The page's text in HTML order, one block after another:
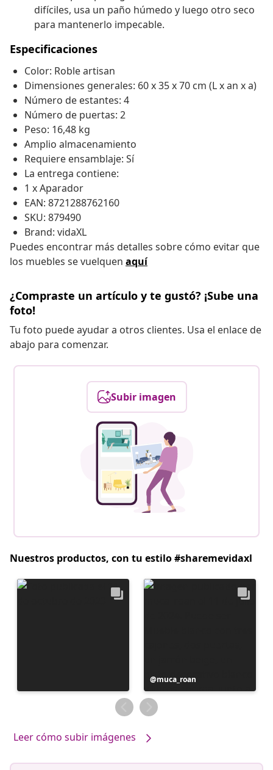
difíciles, usa un paño húmedo y luego otro seco
para mantenerlo impecable.
Especificaciones
Color: Roble artisan
Dimensiones generales: 60 x 35 x 70 cm (L x an x a)
Número de estantes: 4
Número de puertas: 2
Peso: 16,48 kg
Amplio almacenamiento
Requiere ensamblaje: Sí
La entrega contiene:
1 x Aparador
EAN: 8721288762160
SKU: 879490
Brand: vidaXL
Puedes encontrar más detalles sobre cómo evitar que
los muebles se vuelquen aquí
¿Compraste un artículo y te gustó? ¡Sube una
foto!
Tu foto puede ayudar a otros clientes. Usa el enlace de
abajo para comenzar.
Subir imagen
Nuestros productos, con tu estilo #sharemevidaxl
Publicación
realizada
por
muca_roan
Leer cómo subir imágenes